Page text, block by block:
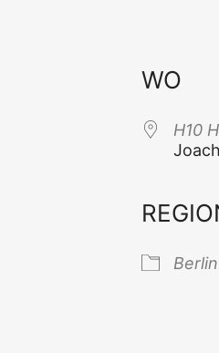
WO
H10
Ber­lin